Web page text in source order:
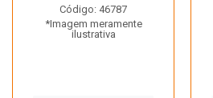
Código: 46787
*Imagem meramente
ilustrativa